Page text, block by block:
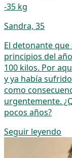
-35 kg
Sandra, 35
El detonante
principios del
100 kilos. Por
y ya había
como
urgentemente.
pocos años?
Seguir leyendo